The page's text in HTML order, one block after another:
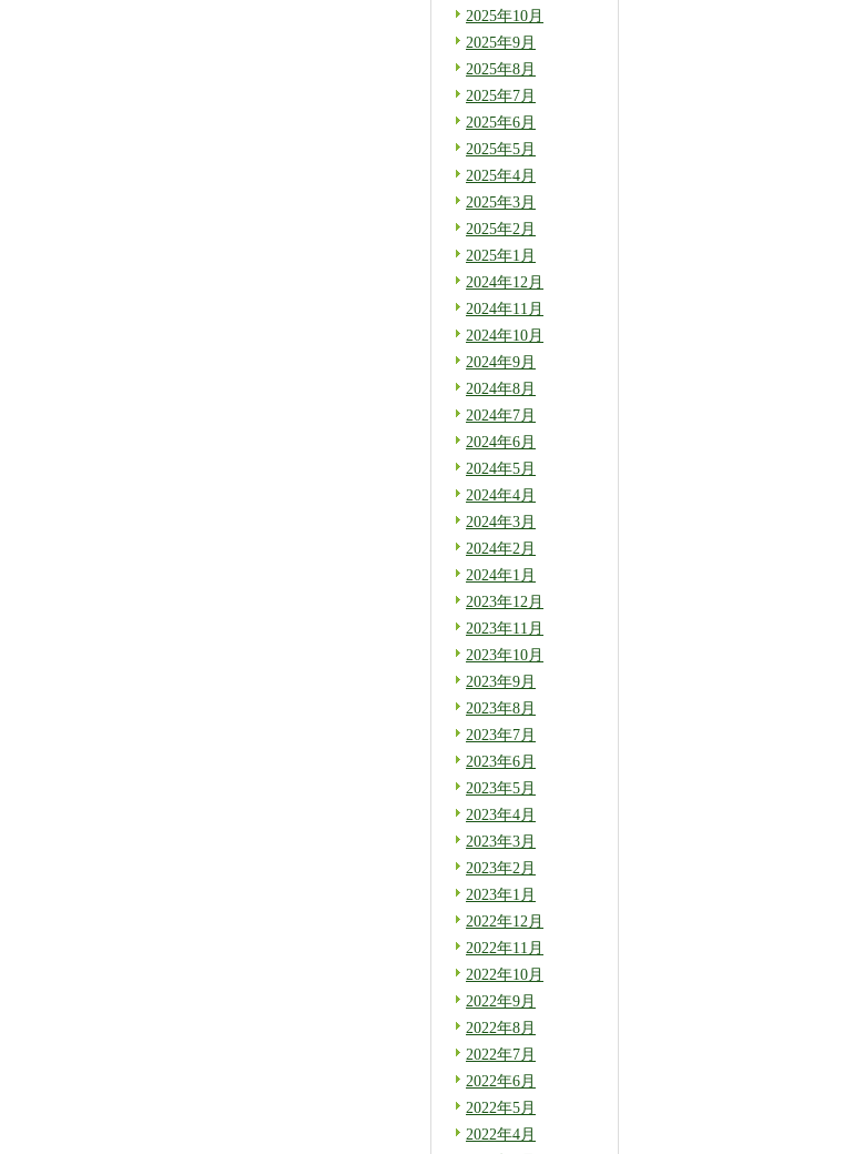
2025年10月
2025年9月
2025年8月
2025年7月
2025年6月
2025年5月
2025年4月
2025年3月
2025年2月
2025年1月
2024年12月
2024年11月
2024年10月
2024年9月
2024年8月
2024年7月
2024年6月
2024年5月
2024年4月
2024年3月
2024年2月
2024年1月
2023年12月
2023年11月
2023年10月
2023年9月
2023年8月
2023年7月
2023年6月
2023年5月
2023年4月
2023年3月
2023年2月
2023年1月
2022年12月
2022年11月
2022年10月
2022年9月
2022年8月
2022年7月
2022年6月
2022年5月
2022年4月